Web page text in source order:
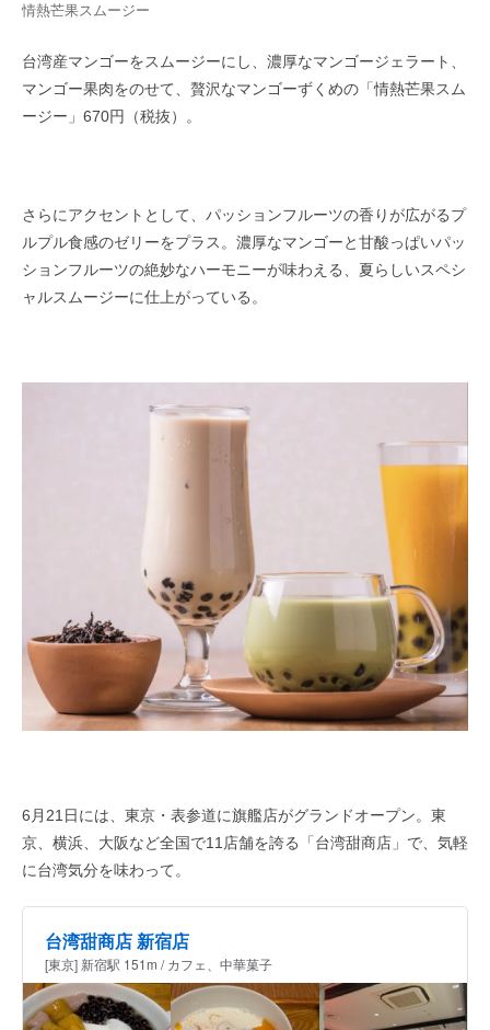
情熱芒果スムージー
台湾産マンゴーをスムージーにし、濃厚なマンゴージェラート、
マンゴー果肉をのせて、贅沢なマンゴーずくめの「情熱芒果スム
ージー」670円（税抜）。
さらにアクセントとして、パッションフルーツの香りが広がるプ
ルプル食感のゼリーをプラス。濃厚なマンゴーと甘酸っぱいパッ
ションフルーツの絶妙なハーモニーが味わえる、夏らしいスペシ
ャルスムージーに仕上がっている。
6月21日には、東京・表参道に旗艦店がグランドオープン。東
京、横浜、大阪など全国で11店舗を誇る「台湾甜商店」で、気軽
に台湾気分を味わって。
台湾甜商店 新宿店
[東京] 新宿駅 151m / カフェ、中華菓子